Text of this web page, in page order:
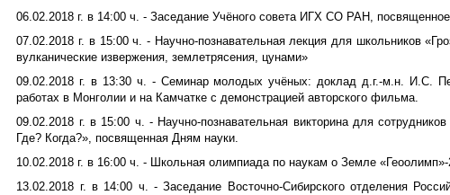
06.02.2018 г. в 14:00 ч. - Заседание Учёного совета ИГХ СО РАН,
07.02.2018 г. в 15:00 ч. - Научно-познавательная лекция для школьников
вулканические извержения, землетрясения, цунами»
09.02.2018 г. в 13:30 ч. - Семинар молодых учёных: доклад д.г.-м.н. И.С.
работах в Монголии и на Камчатке с демонстрацией авторского фильма.
09.02.2018 г. в 15:00 ч. - Научно-познавательная викторина для
Где? Когда?», посвященная Дням науки.
10.02.2018 г. в 16:00 ч. - Школьная олимпиада по наукам о Земле «Геоолимп»-
13.02.2018 г. в 14:00 ч. - Заседание Восточно-Сибирского отделения